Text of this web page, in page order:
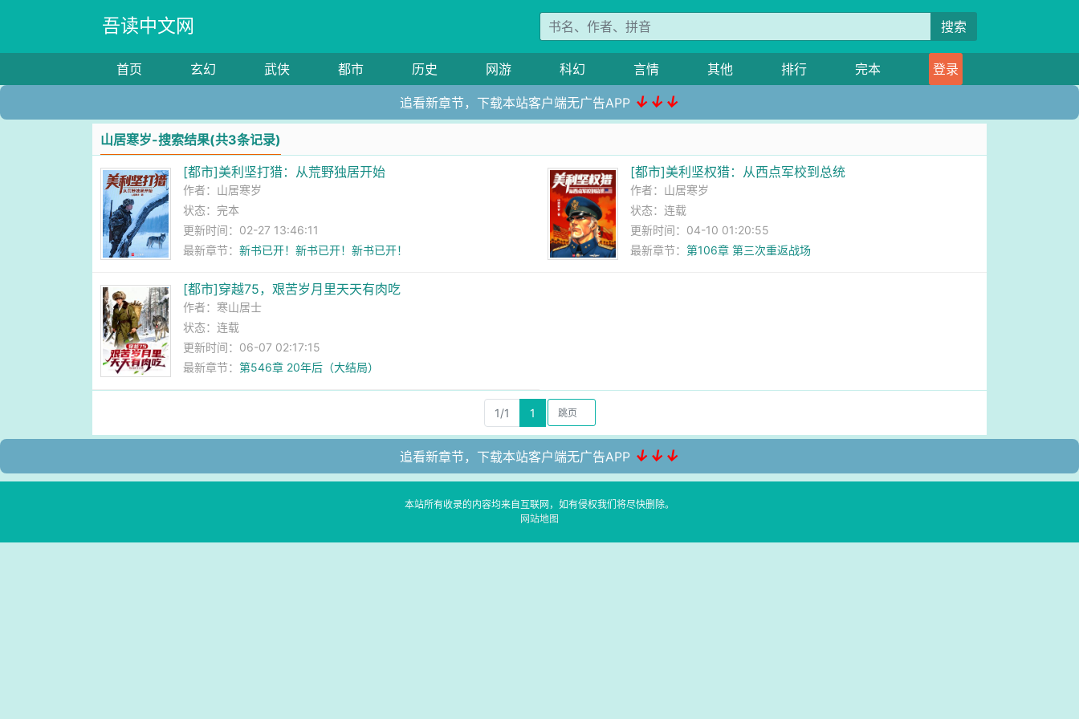
吾读中文网 搜索
首页 玄幻 武侠 都市 历史 网游 科幻 言情 其他 排行 完本 登录
追看新章节，下载本站客户端无广告APP ↓↓↓
山居寒岁-搜索结果(共3条记录)
[都市]美利坚打猎：从荒野独居开始
作者： 山居寒岁
状态：完本
更新时间：02-27 13:46:11
最新章节：新书已开！新书已开！新书已开！
[都市]美利坚权猎：从西点军校到总统
作者： 山居寒岁
状态：连载
更新时间：04-10 01:20:55
最新章节： 第106章 第三次重返战场
[都市]穿越75，艰苦岁月里天天有肉吃
作者： 寒山居士
状态：连载
更新时间：06-07 02:17:15
最新章节：第546章 20年后（大结局）
1/1 1
追看新章节，下载本站客户端无广告APP ↓↓↓
本站所有收录的内容均来自互联网，如有侵权我们将尽快删除。
网站地图